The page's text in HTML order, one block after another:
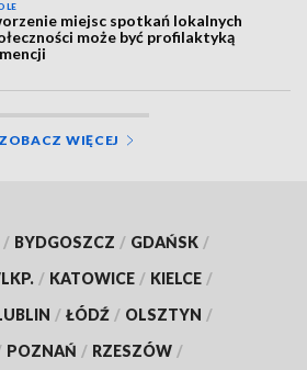
miejsc spotkań lokalnych
może być profilaktyką
ZOBACZ WIĘCEJ
/ BYDGOSZCZ / GDAŃSK /
/ KATOWICE / KIELCE /
/ ŁÓDŹ / OLSZTYN /
POZNAŃ / RZESZÓW /